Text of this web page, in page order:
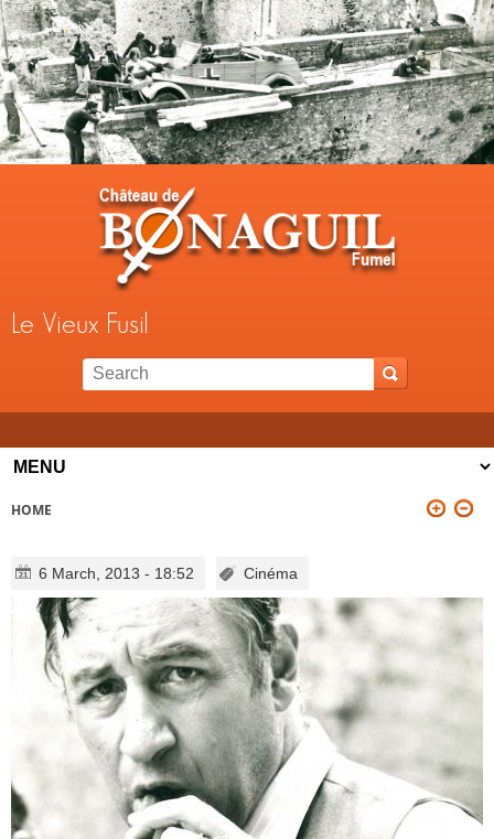
Jump to navigation
Le Vieux Fusil
HOME
6 March, 2013 - 18:52 Cinéma